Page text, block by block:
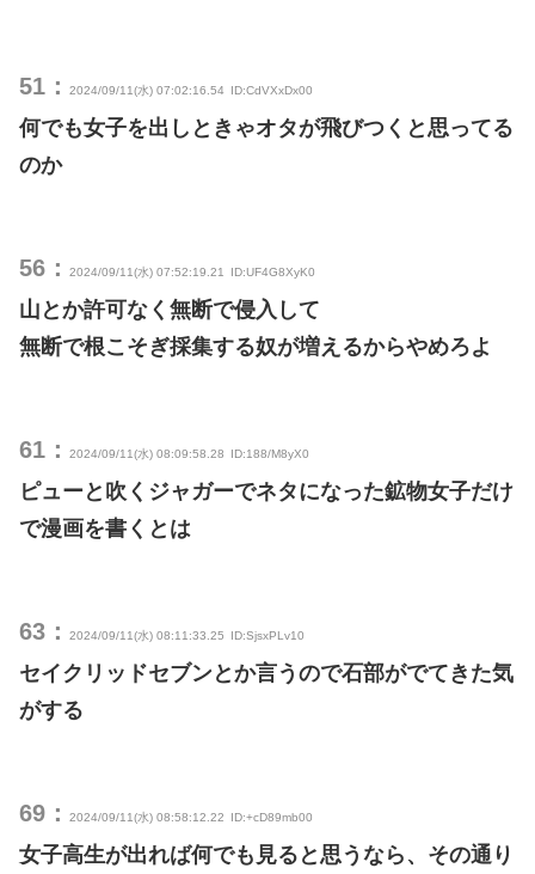
51： 2024/09/11(水) 07:02:16.54 ID:CdVXxDx00
何でも女子を出しときゃオタが飛びつくと思ってる
のか
56： 2024/09/11(水) 07:52:19.21 ID:UF4G8XyK0
山とか許可なく無断で侵入して
無断で根こそぎ採集する奴が増えるからやめろよ
61： 2024/09/11(水) 08:09:58.28 ID:188/M8yX0
ピューと吹くジャガーでネタになった鉱物女子だけ
で漫画を書くとは
63： 2024/09/11(水) 08:11:33.25 ID:SjsxPLv10
セイクリッドセブンとか言うので石部がでてきた気
がする
69： 2024/09/11(水) 08:58:12.22 ID:+cD89mb00
女子高生が出れば何でも見ると思うなら、その通り